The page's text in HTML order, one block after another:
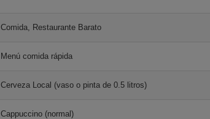
Comida, Restaurante Barato
Menú comida rápida
Cerveza Local (vaso o pinta de 0.5 litros)
Cappuccino (normal)